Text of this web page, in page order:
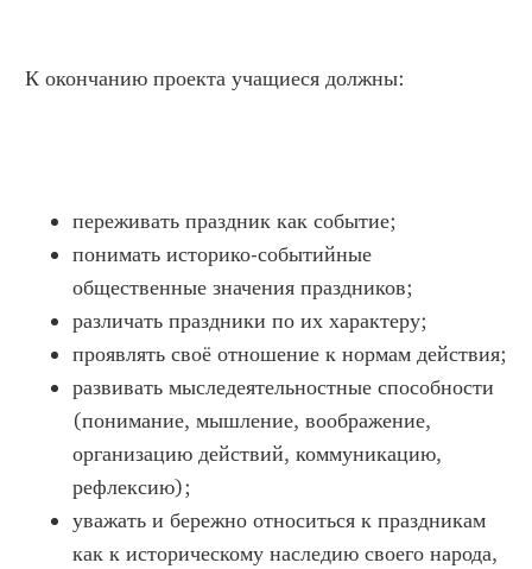
К окончанию проекта учащиеся должны:
переживать праздник как событие;
понимать историко-событийные
общественные значения праздников;
различать праздники по их характеру;
проявлять своё отношение к нормам действия;
развивать мыследеятельностные способности
(понимание, мышление, воображение,
организацию действий, коммуникацию,
рефлексию);
уважать и бережно относиться к праздникам
как к историческому наследию своего народа,